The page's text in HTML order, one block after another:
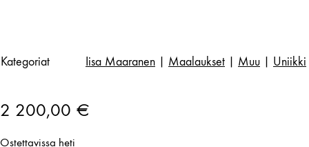
Kategoriat Iisa Maaranen Maalaukset Muu Uniikki
2 200,00 €
Ostettavissa heti